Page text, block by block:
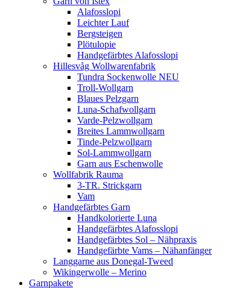
Alafosslopi
Leichter Lauf
Bergsteigen
Plötulopie
Handgefärbtes Alafosslopi
Hillesvåg Wollwarenfabrik
Tundra Sockenwolle NEU
Troll-Wollgarn
Blaues Pelzgarn
Luna-Schafwollgarn
Varde-Pelzwollgarn
Breites Lammwollgarn
Tinde-Pelzwollgarn
Sol-Lammwollgarn
Garn aus Eschenwolle
Wollfabrik Rauma
3-TR. Strickgarn
Vam
Handgefärbtes Garn
Handkolorierte Luna
Handgefärbtes Alafosslopi
Handgefärbtes Sol – Nähpraxis
Handgefärbte Vams – Nähanfänger
Langgarne aus Donegal-Tweed
Wikingerwolle – Merino
Garnpakete